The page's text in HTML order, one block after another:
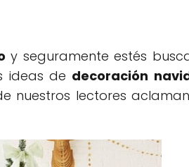
y seguramente estés
ideas de decoración
nuestros lectores